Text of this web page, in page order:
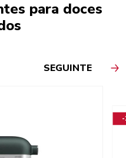
para doces
SEGUINTE
-